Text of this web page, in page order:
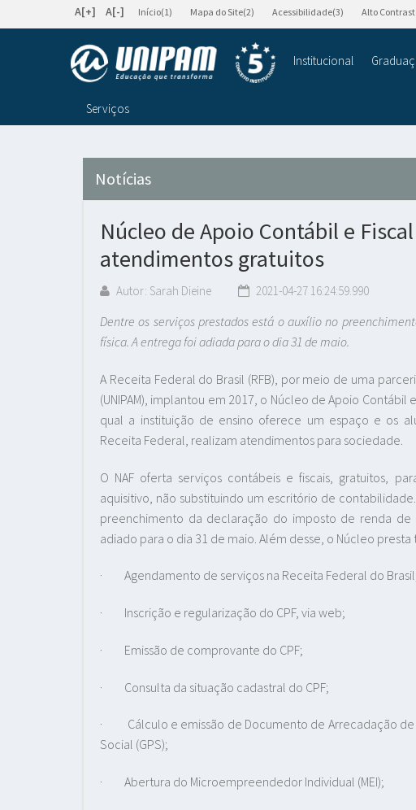
A[+] A[-] Início(1) Mapa do Site(2) Acessibilidade(3) Alto
Institucional
Serviços
Notícias
Núcleo de Apoio Contábil e
atendimentos gratuitos
Autor: Sarah Dieine 2021-04-27 16:24:59.990
Dentre os serviços prestados está o auxílio no
física. A entrega foi adiada para o dia 31 de maio.
A Receita Federal do Brasil (RFB), por meio de uma
(UNIPAM), implantou em 2017, o Núcleo de Apoio Contábil
qual a instituição de ensino oferece um espaço e os
Receita Federal, realizam atendimentos para sociedade.
O NAF oferta serviços contábeis e fiscais, gratuitos,
aquisitivo, não substituindo um escritório de
preenchimento da declaração do imposto de renda de
adiado para o dia 31 de maio. Além desse, o Núcleo
· Agendamento de serviços na Receita Federal do
· Inscrição e regularização do CPF, via web;
· Emissão de comprovante do CPF;
· Consulta da situação cadastral do CPF;
· Cálculo e emissão de Documento de Arrecadação de
Social (GPS);
· Abertura do Microempreendedor Individual (MEI);